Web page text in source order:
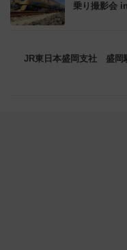
乗り撮影会
JR東日本盛岡支社 盛岡